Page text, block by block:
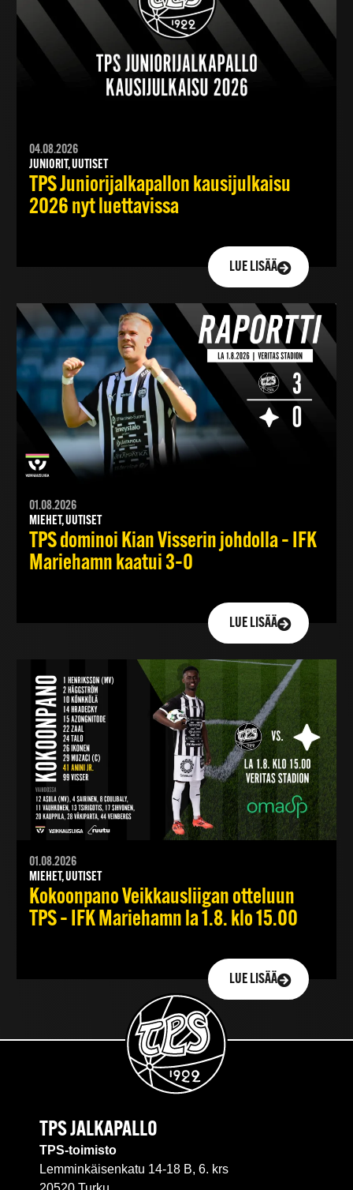
04.08.2026
JUNIORIT, UUTISET
TPS Juniorijalkapallon kausijulkaisu
2026 nyt luettavissa
LUE LISÄÄ
01.08.2026
MIEHET, UUTISET
TPS dominoi Kian Visserin johdolla – IFK
Mariehamn kaatui 3–0
LUE LISÄÄ
01.08.2026
MIEHET, UUTISET
Kokoonpano Veikkausliigan otteluun
TPS – IFK Mariehamn la 1.8. klo 15.00
LUE LISÄÄ
TPS JALKAPALLO
TPS-toimisto
Lemminkäisenkatu 14-18 B, 6. krs